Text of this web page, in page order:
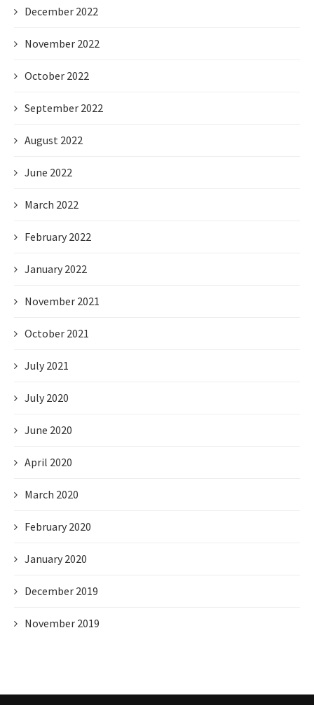
December 2022
November 2022
October 2022
September 2022
August 2022
June 2022
March 2022
February 2022
January 2022
November 2021
October 2021
July 2021
July 2020
June 2020
April 2020
March 2020
February 2020
January 2020
December 2019
November 2019